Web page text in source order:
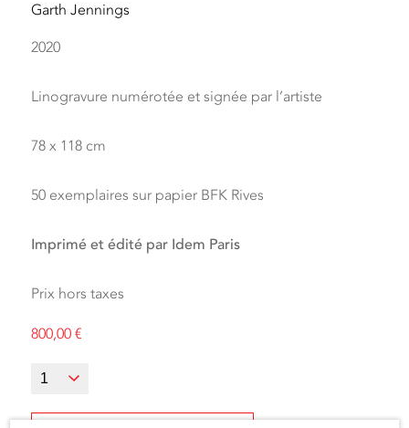
Garth Jennings
2020
Linogravure numérotée et signée par l’artiste
78 x 118 cm
50 exemplaires sur papier BFK Rives
Imprimé et édité par Idem Paris
Prix hors taxes
800,00€